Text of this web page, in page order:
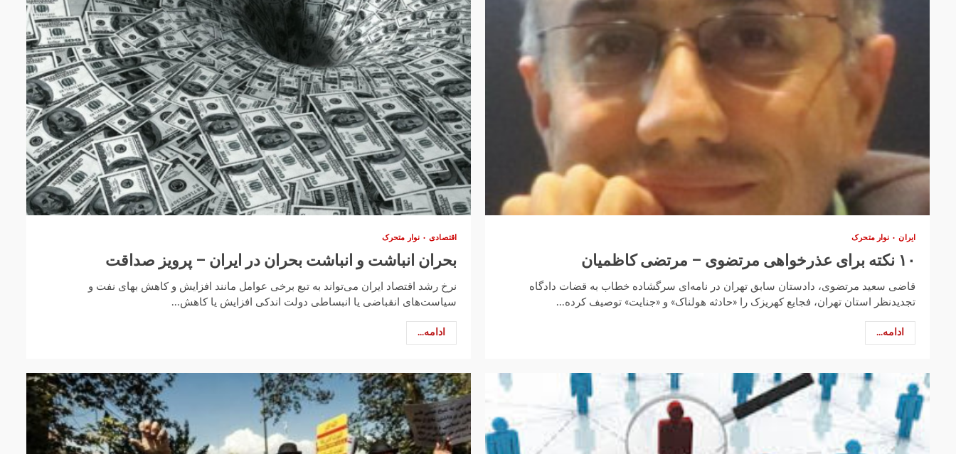
ایران نوار متحرک
۱۰ نکته برای عذرخواهی مرتضوی – مرتضی کاظمیان
قاضی سعید مرتضوی، دادستان سابق تهران در نامه‌ای سرگشاده خطاب به قضات دادگاه
تجدیدنظر استان تهران، فجایع کهریزک را «حادثه هولناک» و «جنایت» توصیف کرده...
ادامه...
اقتصادی نوار متحرک
بحران انباشت و انباشت بحران در ایران – پرویز صداقت
نرخ رشد اقتصاد ایران می‌تواند به تبع برخی عوامل مانند افزایش و کاهش بهای نفت و
سیاست‌های انقباضی یا انبساطی دولت اندکی افزایش یا کاهش...
ادامه...